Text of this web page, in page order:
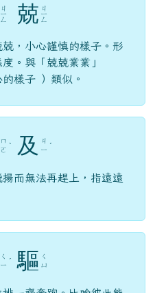
ㄐ
ㄧ
ㄥ 兢 ㄐ
ㄧ
ㄥ
，小心謹慎的樣子。形
。與「兢兢業業」
樣子 ）類似。
ㄇ
ㄛ ˋ 及
ㄐ
ㄧ ˊ
而無法再趕上，指遠遠
ㄑ
ㄧ ˊ 驅 ㄑ
ㄩ